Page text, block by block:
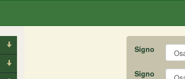
Signo
Signo